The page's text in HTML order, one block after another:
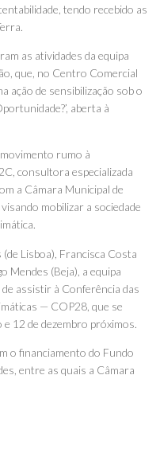
tendo recebido as
as atividades da equipa
que, no Centro Comercial
ação de sensibilização sob o
aberta à
rumo à
consultora especializada
a Câmara Municipal de
mobilizar a sociedade
Lisboa), Francisca Costa
Mendes (Beja), a equipa
assistir à Conferência das
— COP28, que se
12 de dezembro próximos.
o financiamento do Fundo
entre as quais a Câmara